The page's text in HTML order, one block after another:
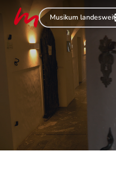
Musikum landesweit